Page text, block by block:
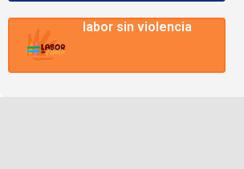
labor sin violencia